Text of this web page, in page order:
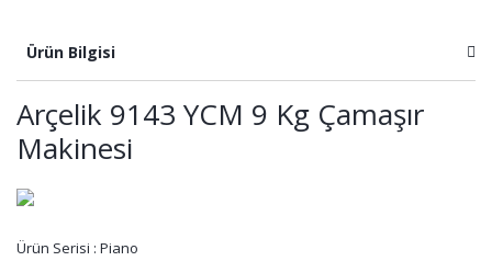
Ürün Bilgisi
Arçelik 9143 YCM 9 Kg Çamaşır
Makinesi
Ürün Serisi : Piano